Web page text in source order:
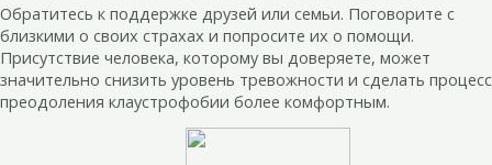
Обратитесь к поддержке друзей или семьи. Поговорите с
близкими о своих страхах и попросите их о помощи.
Присутствие человека, которому вы доверяете, может
значительно снизить уровень тревожности и сделать процесс
преодоления клаустрофобии более комфортным.